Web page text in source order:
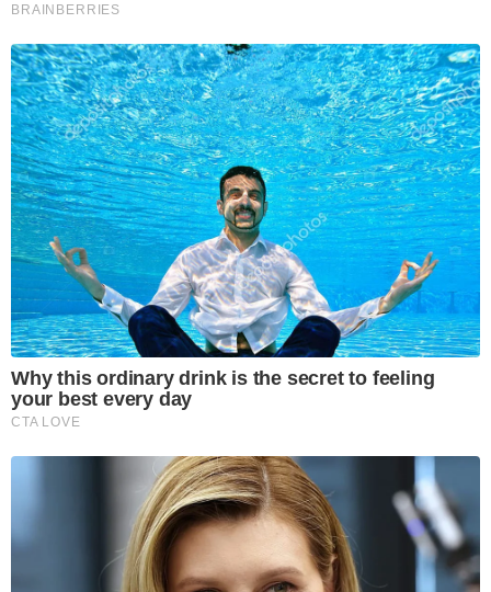
BRAINBERRIES
Why this ordinary drink is the secret to feeling
your best every day
CTA LOVE